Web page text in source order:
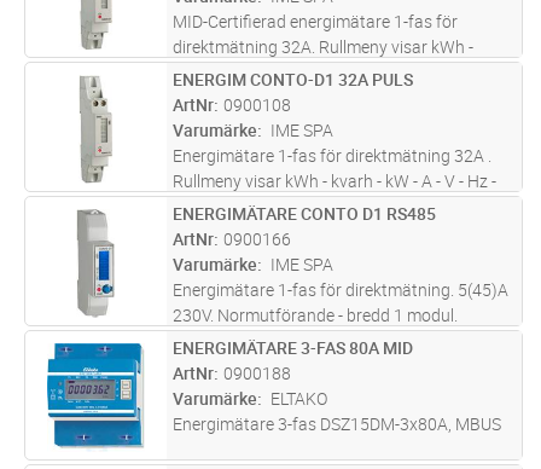
...läs mer
MID-Certifierad energimätare 1-fas för
direktmätning 32A. Rullmeny visar kWh -
kvarh - delregister/tariff - kW - A - V - Hz - PF.
Normutförande - bredd 2 moduler.
ST Lägg i kundvagn
ENERGIM CONTO-D1 32A PULS
ArtNr 0900108
Varumärke
IME SPA
Energimätare 1-fas för direktmätning 32A .
Rullmeny visar kWh - kvarh - kW - A - V - Hz -
PF. Normutförande - bredd 1 modul.
ST Lägg i kundvagn
ENERGIMÄTARE CONTO D1 RS485
ArtNr 0900166
Varumärke
IME SPA
Energimätare 1-fas för direktmätning. 5(45)A
230V. Normutförande - bredd 1 modul.
Utgång RS485
ST Lägg i kundvagn
ENERGIMÄTARE 3-FAS 80A MID
ArtNr 0900188
Varumärke
ELTAKO
Energimätare 3-fas DSZ15DM-3x80A, MBUS